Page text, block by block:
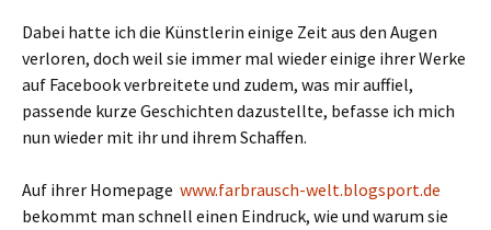
Dabei hatte ich die Künstlerin einige Zeit aus den Augen
verloren, doch weil sie immer mal wieder einige ihrer Werke
auf Facebook verbreitete und zudem, was mir auffiel,
passende kurze Geschichten dazustellte, befasse ich mich
nun wieder mit ihr und ihrem Schaffen.
Auf ihrer Homepage www.farbrausch-welt.blogsport.de
bekommt man schnell einen Eindruck, wie und warum sie